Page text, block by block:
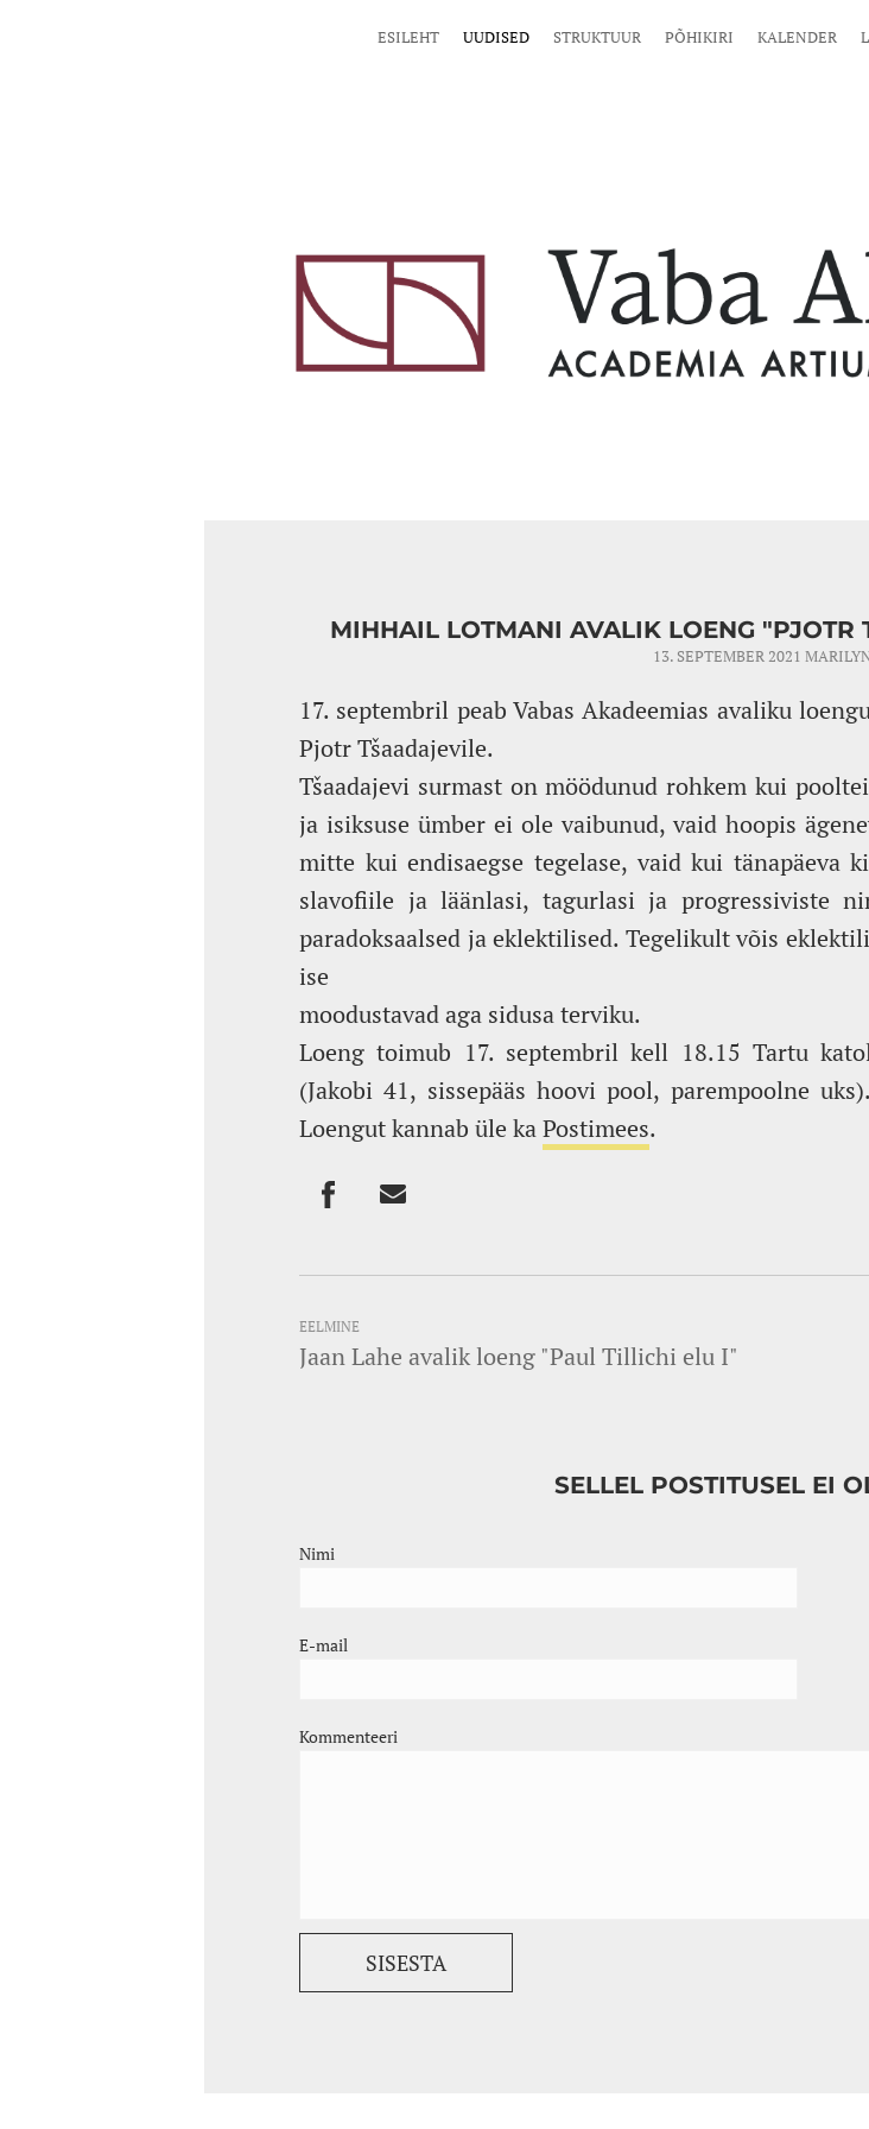
ESILEHT UUDISED STRUKTUUR PÕHIKIRI KALENDER
MIHHAIL LOTMANI AVALIK LOENG "PJOTR
13. SEPTEMBER 2021
17. septembril peab Vabas Akadeemias avaliku
Pjotr Tšaadajevile.
Tšaadajevi surmast on möödunud rohkem kui
ja isiksuse ümber ei ole vaibunud, vaid hoopis
mitte kui endisaegse tegelase, vaid kui tänapäeva
slavofiile ja läänlasi, tagurlasi ja progressiviste
paradoksaalsed ja eklektilised. Tegelikult võis
ise
moodustavad aga sidusa terviku.
Loeng toimub 17. septembril kell 18.15 Tartu
(Jakobi 41, sissepääs hoovi pool, parempoolne
Loengut kannab üle kaPostimees.
EELMINE
Jaan Lahe avalik loeng "Paul Tillichi elu I"
SELLEL POSTITUSEL EI
Nimi
E-mail
Kommenteeri